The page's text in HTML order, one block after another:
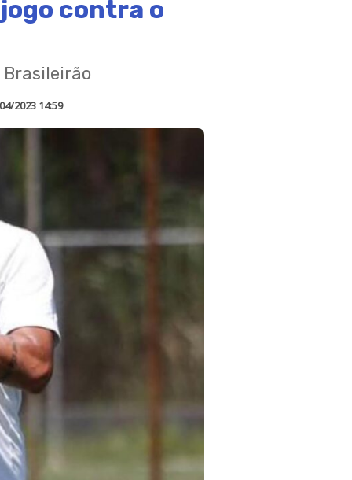
contra o
2023 14:59